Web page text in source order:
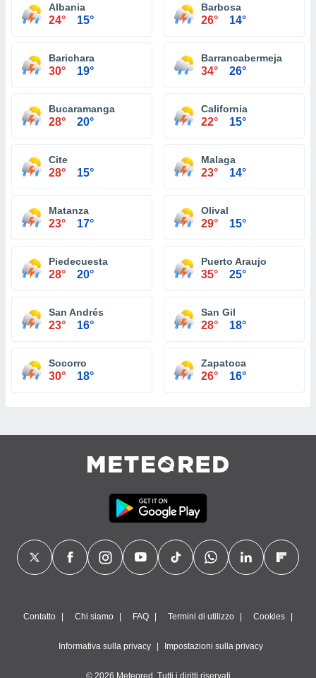
Albania
24° 15°
Barbosa
26° 14°
Barichara
30° 19°
Barrancabermeja
34° 26°
Bucaramanga
28° 20°
California
22° 15°
Cite
28° 15°
Malaga
23° 14°
Matanza
23° 17°
Olival
29° 15°
Piedecuesta
28° 20°
Puerto Araujo
35° 25°
San Andrés
23° 16°
San Gil
28° 18°
Socorro
30° 18°
Zapatoca
26° 16°
Contatto Chi siamo FAQ Termini di utilizzo Cookies
Informativa sulla privacy Impostazioni sulla privacy
© 2026 Meteored. Tutti i diritti riservati